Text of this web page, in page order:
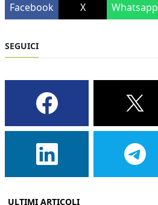
Facebook X Whatsapp
SEGUICI
ULTIMI ARTICOLI